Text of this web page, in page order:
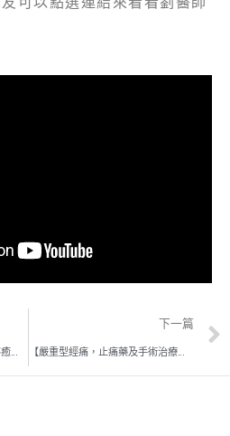
下一篇
【嚴重型經痛，止痛藥及手術治療都無效，竟可尋求中醫手法治療改善！】忠孝昌盛堂 陳怡帆醫師